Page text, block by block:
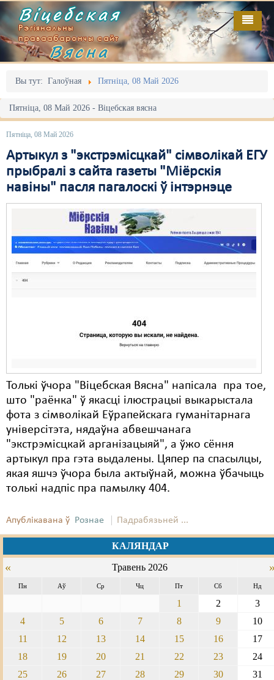
Віцебская
Рэгіянальны
праваабарончы сайт
Вясна
Вы тут: Галоўная Пятніца, 08 Май 2026
Пятніца, 08 Май 2026 - Віцебская вясна
Пятніца, 08 Май 2026
Артыкул з "экстрэмісцкай" сімволікай ЕГУ
прыбралі з сайта газеты "Міёрскія
навіны" пасля пагалоскі ў інтэрнэце
Толькі ўчора "Віцебская Вясна" напісала пра тое,
што "раёнка" ў якасці ілюстрацыі выкарыстала
фота з сімволікай Еўрапейскага гуманітарнага
універсітэта, нядаўна абвешчанага
"экстрэмісцкай арганізацыяй", а ўжо сёння
артыкул пра гэта выдалены. Цяпер па спасылцы,
якая яшчэ ўчора была актыўнай, можна ўбачыць
толькі надпіс пра памылку 404.
Апублікавана ў Рознае Падрабязьней ...
КАЛЯНДАР
« Травень 2026
Пн Аў Ср Чц Пт Сб Нд
1 2
3
4
5 6 7 8 9
10
11
12 13 14 15 16
17
18
19 20 21 22 23
24
25
26 27 28 29 30 31
Галоўная
Адміністрацыйны перасьлед
Акцыі
Выбары
Грамадзянскія ініцыятывы
Дзяржава
Дыскрымінацыя
Затрыманьні
Мігранты
Мірныя сходы
Праваабаронцы
Правы дзіцяці
Пэнітэнцыярная сыстэма
Распальваньне варожасьці
Суд
Сьмяротнае пакараньне
Выданьні
Відэа
Пра нас
RSS